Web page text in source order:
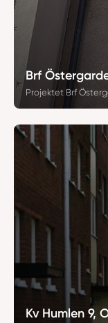
Brf
Kv Humlen 9,